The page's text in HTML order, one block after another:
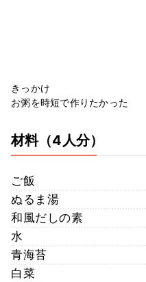
きっかけ
お粥を時短で作りたかった
材料（4人分）
ご飯
ぬるま湯
和風だしの素
水
青海苔
白菜